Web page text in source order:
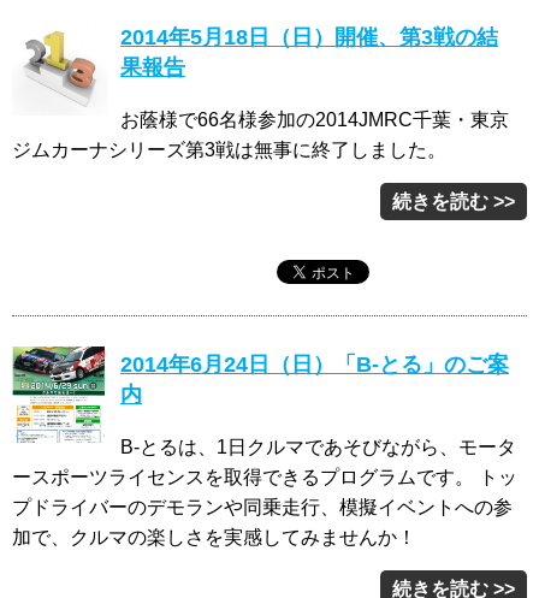
2014年5月18日（日）開催、第3戦の結
果報告
お蔭様で66名様参加の2014JMRC千葉・東京
ジムカーナシリーズ第3戦は無事に終了しました。
続きを読む >>
2014年6月24日（日）「B-とる」のご案
内
B-とるは、1日クルマであそびながら、モータ
ースポーツライセンスを取得できるプログラムです。 トッ
プドライバーのデモランや同乗走行、模擬イベントへの参
加で、クルマの楽しさを実感してみませんか！
続きを読む >>